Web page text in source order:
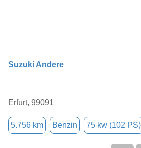
Suzuki Andere
Erfurt, 99091
5.756 km Benzin 75 kw (102 PS)